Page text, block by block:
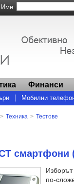
Име:
Финанси
Мобилни
> Техника > Тестове
смартфони
по-